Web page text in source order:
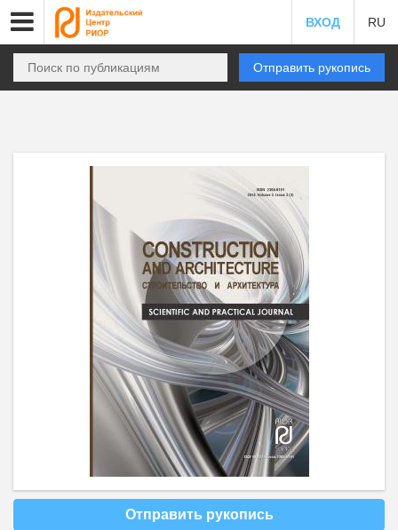
ВХОД RU
Отправить рукопись
Отправить рукопись